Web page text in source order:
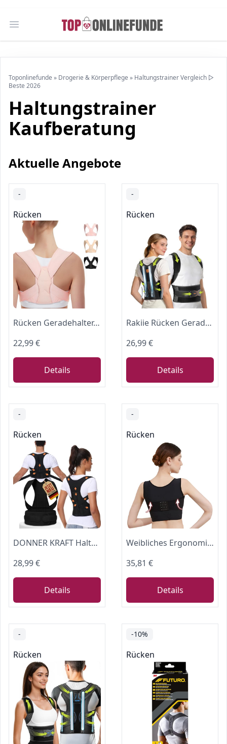
Open main menu
Toponlinefunde » Drogerie & Körperpflege » Haltungstrainer Vergleich ▷
Beste 2026
Haltungstrainer
Kaufberatung
Aktuelle Angebote
-
Rücken
Rücken Geradehalter, Verstellbare Schultergurt Haltungskorrektur Damen für Clavicle Unterstützung und die Bereitstellung von Schmerzlinderung von Nacken, Schulter und oberen Rücken (S/M)
22,99 €
Details
-
Rücken
Rakiie Rücken Geradehalter, Rückenstützgürtel Haltungskorrektur Damen Herren, Haltungstrainer Rückengurt mit Gepolsterten Schulterpolstern und Riemen unter den Achseln, Orange Größe M
26,99 €
Details
-
Rücken
DONNER KRAFT Haltungskorrektur Herren Damen: Back Posture Corrector Haltung Korrektur Gurt für Herren und Damen - Verstellbare und Atmungsaktive Haltungstrainer + Ebook Leitfaden (XL)
28,99 €
Details
-
Rücken
Weibliches Ergonomisches Design Haltungskorrektor Für Frauen Haltungstrainer Rückenstütze Bruststütze Verschenken Sie 1 STÜCKE Brustgurt,Black-L
35,81 €
Details
-
Rücken
-10%
Rücken